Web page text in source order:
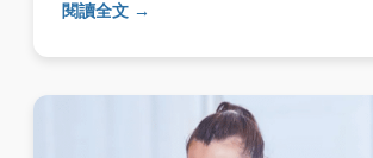
問題。
閱讀全文